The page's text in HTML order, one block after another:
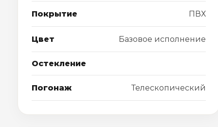
Покрытие ПВХ
Цвет Базовое исполнение
Остекление
Погонаж Телескопический